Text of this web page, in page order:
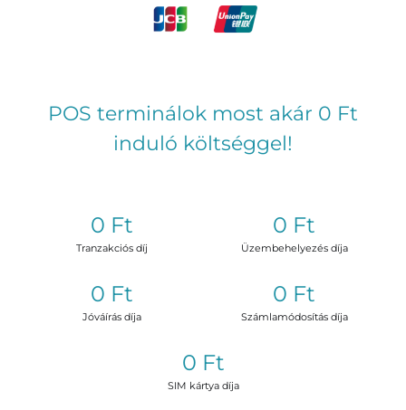
POS terminálok most akár 0 Ft
induló költséggel!
0 Ft
Tranzakciós díj
0 Ft
Üzembehelyezés díja
0 Ft
Jóváírás díja
0 Ft
Számlamódosítás díja
0 Ft
SIM kártya díja